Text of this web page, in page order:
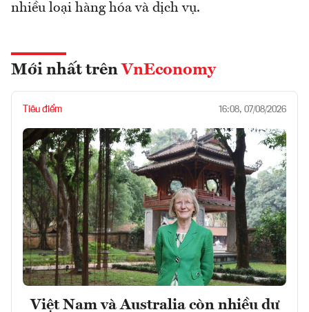
nhiều loại hàng hóa và dịch vụ.
Mới nhất trên VnEconomy
Tiêu điểm 16:08, 07/08/2026
Việt Nam và Australia còn nhiều dư